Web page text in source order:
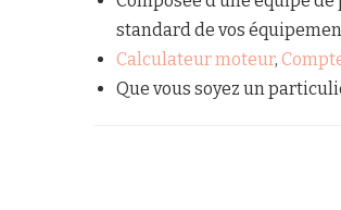
standard de vos
Calculateur moteur,
Que vous soyez un